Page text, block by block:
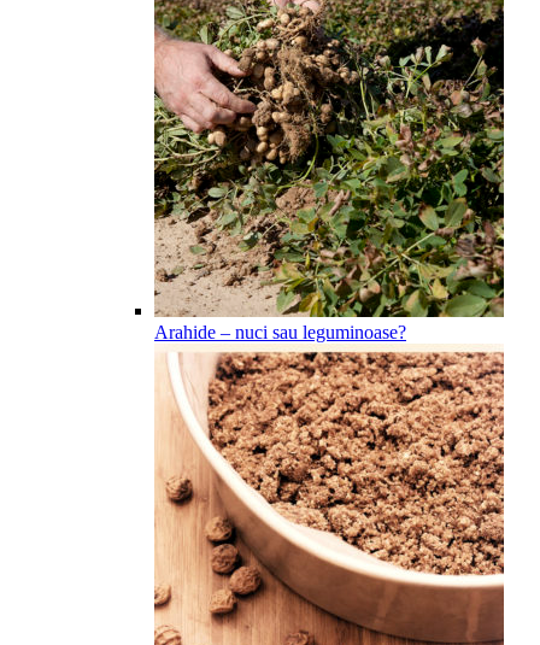
Arahide – nuci sau leguminoase?